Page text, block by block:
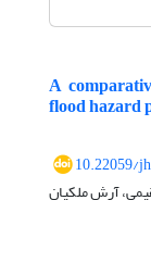
A
flood hazard
10.22059/
آرش ملکیان